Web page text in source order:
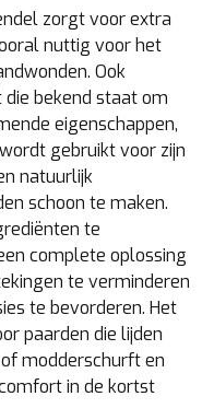
zorgt voor extra
nuttig voor het
Ook
bekend staat om
eigenschappen,
gebruikt voor zijn
natuurlijk
schoon te maken.
te
complete oplossing
te verminderen
te bevorderen. Het
paarden die lijden
modderschurft en
in de kortst